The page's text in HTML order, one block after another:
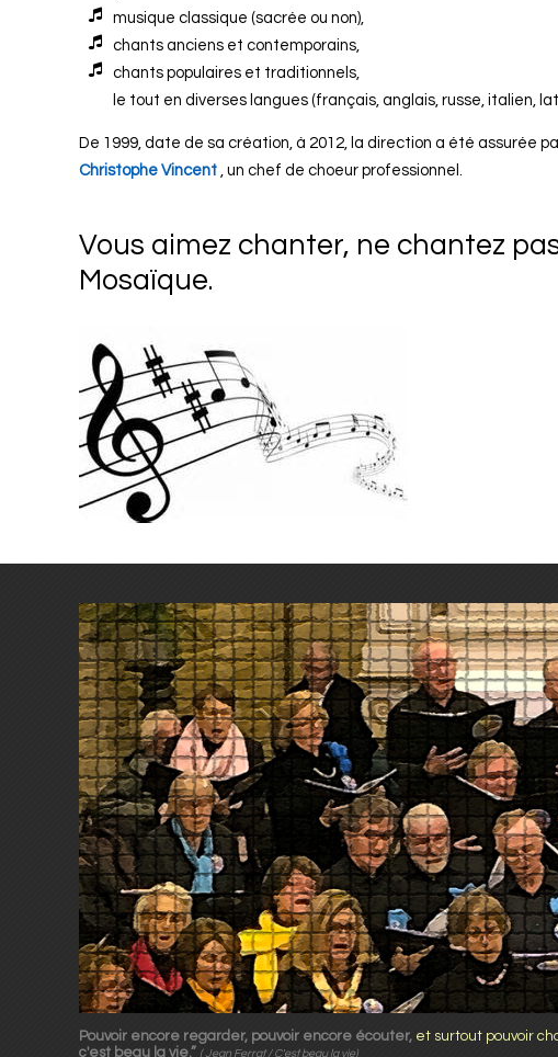
musique classique (sacrée ou non),
chants anciens et contemporains,
chants populaires et traditionnels,
le tout en diverses langues (français, anglais, russe, italien,
De 1999, date de sa création, à 2012, la direction a été assurée
Christophe Vincent , un chef de choeur professionnel.
Vous aimez chanter, ne chantez
Mosaïque.
Pouvoir encore regarder, pouvoir encore écouter, et surtout pouvoir
c'est beau la vie.” ( Jean Ferrat / C'est beau la vie)